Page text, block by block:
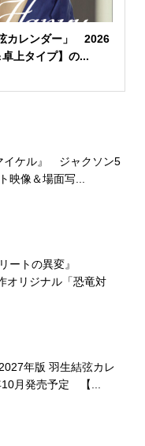
カレンダー」 2026
上タイプ】の...
イケル』 ジャクソン5
映像＆場面写...
ートの異変』
リジナル「恐竜対
年版 羽生結弦カレ
月発売予定 【...